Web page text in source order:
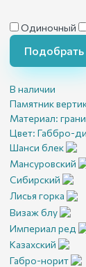
Одиночный
Подобрать
В наличии
Памятник
Материал:
Цвет: Габбро-
Шанси блек
Мансуровский
Сибирский
Лисья горка
Визаж блу
Империал ред
Казахский
Габро-норит